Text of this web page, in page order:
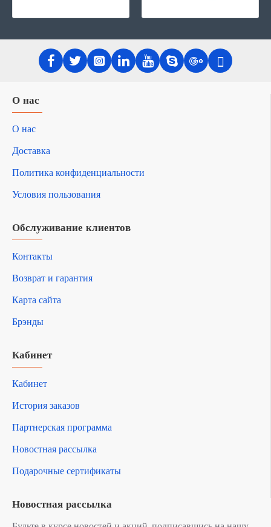
О нас
О нас
Доставка
Политика конфиденциальности
Условия пользования
Обслуживание клиентов
Контакты
Возврат и гарантия
Карта сайта
Брэнды
Кабинет
Кабинет
История заказов
Партнерская программа
Новостная рассылка
Подарочные сертификаты
Новостная рассылка